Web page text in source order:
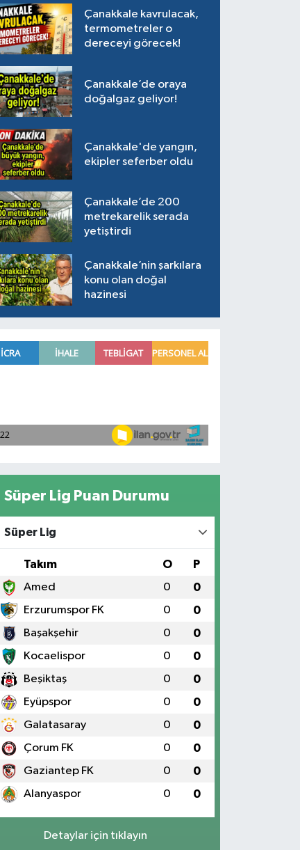
Çanakkale kavrulacak,
termometreler o
dereceyi görecek!
Çanakkale’de oraya
doğalgaz geliyor!
Çanakkale'de yangın,
ekipler seferber oldu
Çanakkale’de 200
metrekarelik serada
yetiştirdi
Çanakkale’nin şarkılara
konu olan doğal
hazinesi
Süper Lig Puan Durumu
Süper Lig
Takım O P
Amed 0 0
Erzurumspor FK 0 0
Başakşehir 0 0
Kocaelispor 0 0
Beşiktaş 0 0
Eyüpspor 0 0
Galatasaray 0 0
Çorum FK 0 0
Gaziantep FK 0 0
Alanyaspor 0 0
Detaylar için tıklayın